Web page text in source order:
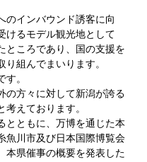
インバウンド誘客に向
けるモデル観光地として
ところであり、国の支援を
組んでまいります。
。
方々に対して新潟が誇る
えております。
ともに、万博を通じた本
魚川市及び日本国際博覧会
本県催事の概要を発表した